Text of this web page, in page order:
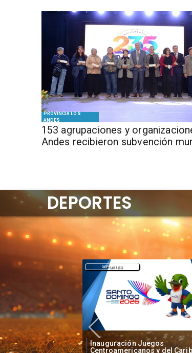
PROVINCIA LOS
ANDES
153 agrupaciones y
Andes recibieron subvención
Juegos
y del Caribe:
Mundial 2030: Seis países
DEPORTES
DEPORTES